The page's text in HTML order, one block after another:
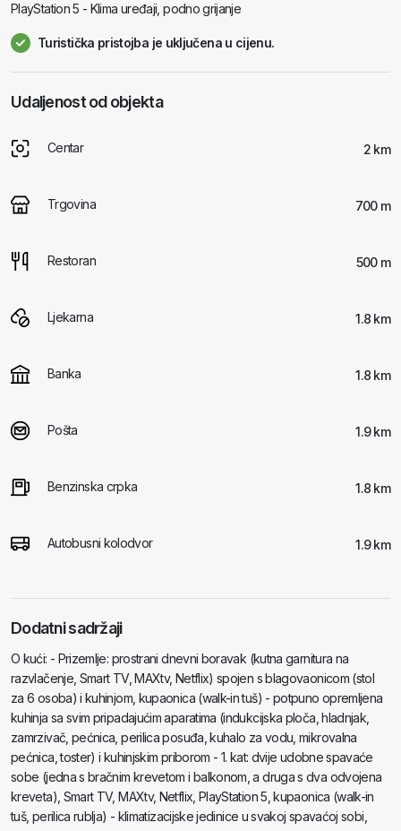
PlayStation 5 - Klima uređaji, podno grijanje
Turistička pristojba je uključena u cijenu.
Udaljenost od objekta
Centar 2 km
Trgovina 700 m
Restoran 500 m
Ljekarna 1.8 km
Banka 1.8 km
Pošta 1.9 km
Benzinska crpka 1.8 km
Autobusni kolodvor 1.9 km
Dodatni sadržaji
O kući: - Prizemlje: prostrani dnevni boravak (kutna garnitura na
razvlačenje, Smart TV, MAXtv, Netflix) spojen s blagovaonicom (stol
za 6 osoba) i kuhinjom, kupaonica (walk-in tuš) - potpuno opremljena
kuhinja sa svim pripadajućim aparatima (indukcijska ploča, hladnjak,
zamrzivač, pećnica, perilica posuđa, kuhalo za vodu, mikrovalna
pećnica, toster) i kuhinjskim priborom - 1. kat: dvije udobne spavaće
sobe (jedna s bračnim krevetom i balkonom, a druga s dva odvojena
kreveta), Smart TV, MAXtv, Netflix, PlayStation 5, kupaonica (walk-in
tuš, perilica rublja) - klimatizacijske jedinice u svakoj spavaćoj sobi,